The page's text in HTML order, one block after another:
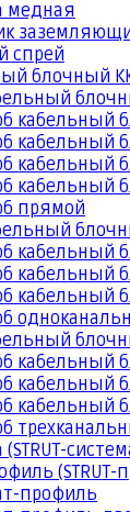
медная
спрей
блочный
кабельный
кабельный
кабельный
кабельный
прямой
кабельный
кабельный
кабельный
кабельный
кабельный
кабельный
(STRUT-
профиль